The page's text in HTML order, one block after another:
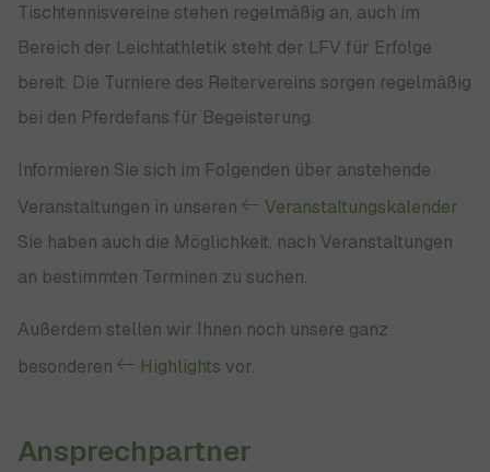
Tischtennisvereine stehen regelmäßig an, auch im
Bereich der Leichtathletik steht der LFV für Erfolge
bereit. Die Turniere des Reitervereins sorgen regelmäßig
bei den Pferdefans für Begeisterung.
Informieren Sie sich im Folgenden über anstehende
Veranstaltungen in unseren
Veranstaltungskalender
Sie haben auch die Möglichkeit, nach Veranstaltungen
an bestimmten Terminen zu suchen.
Außerdem stellen wir Ihnen noch unsere ganz
besonderen
Highlights vor.
Ansprechpartner